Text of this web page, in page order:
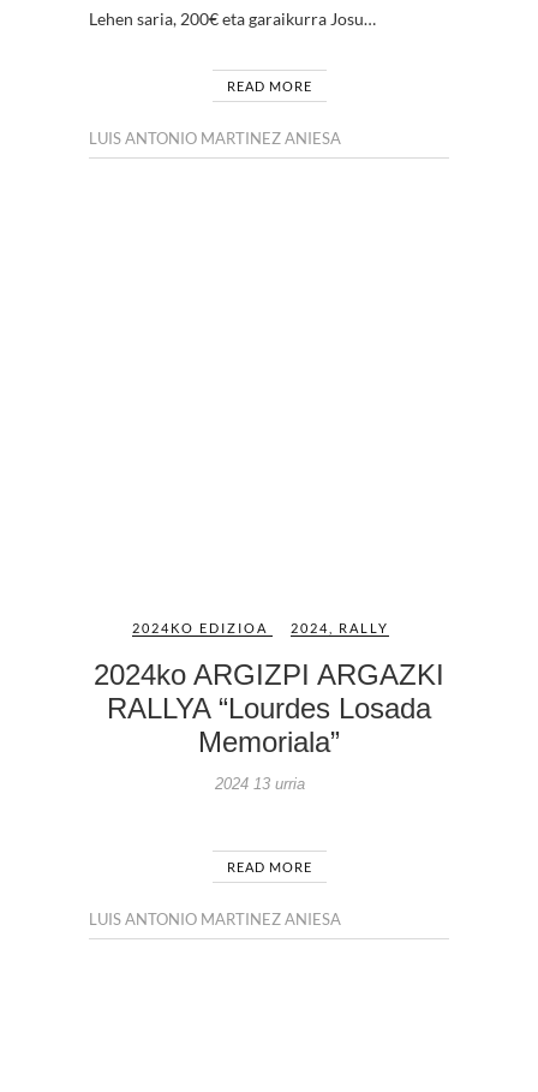
Lehen saria, 200€ eta garaikurra Josu…
READ MORE
LUIS ANTONIO MARTINEZ ANIESA
2024KO EDIZIOA 2024 RALLY
2024ko ARGIZPI ARGAZKI
RALLYA “Lourdes Losada
Memoriala”
2024 13 urria
READ MORE
LUIS ANTONIO MARTINEZ ANIESA